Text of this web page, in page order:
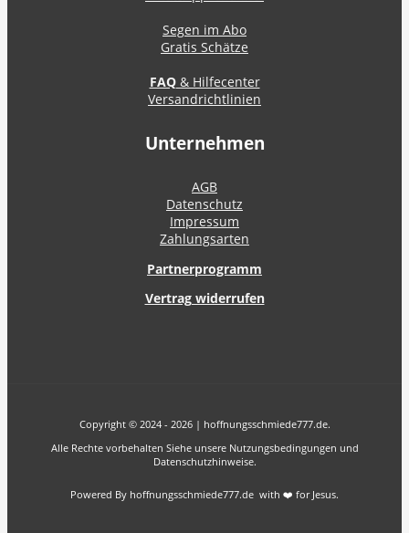
Segen im Abo
Gratis Schätze
FAQ& Hilfecenter
Versandrichtlinien
Unternehmen
AGB
Datenschutz
Impressum
Zahlungsarten
Partnerprogramm
Vertrag widerrufen
Copyright © 2024 - 2026 | hoffnungsschmiede777.de.
Alle Rechte vorbehalten Siehe unsere Nutzungsbedingungen und
Datenschutzhinweise.
Powered By hoffnungsschmiede777.de with ❤️ for Jesus.